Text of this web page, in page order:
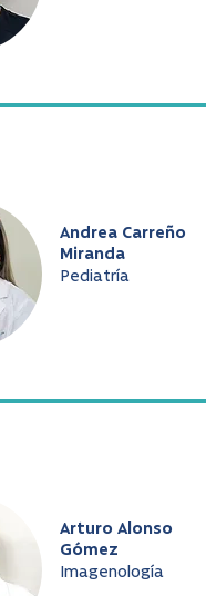
Andrea Carreño
Miranda
Pediatría
Arturo Alonso
Gómez
Imagenología